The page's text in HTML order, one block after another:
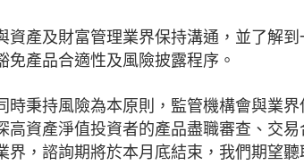
產及財富管理業界保持溝通，並了解到
產品合適性及風險披露程序。
秉持風險為本原則，監管機構會與業界
資產淨值投資者的產品盡職審查、交易
，諮詢期將於本月底結束，我們期望聽